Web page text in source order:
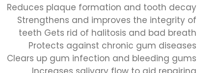
Reduces plaque formation and tooth decay
Strengthens and improves the integrity of
teeth Gets rid of halitosis and bad breath
Protects against chronic gum diseases
Clears up gum infection and bleeding gums